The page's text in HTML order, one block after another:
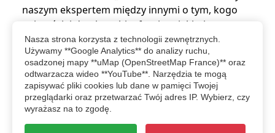
naszym ekspertem między innymi o tym, kogo
najczęściej dotyka schizofrenia, z jakimi
wyzwaniami w codzienności mierzą się osoby na
nią chorujące oraz o alarmujących…
czytaj więcej...
więcej relacji
Nasza strona korzysta z technologii zewnętrznych.
Używamy **Google Analytics** do analizy ruchu,
osadzonej mapy **uMap (OpenStreetMap France)** oraz
odtwarzacza wideo **YouTube**. Narzędzia te mogą
zapisywać pliki cookies lub dane w pamięci Twojej
przeglądarki oraz przetwarzać Twój adres IP. Wybierz, czy
wyrażasz na to zgodę.